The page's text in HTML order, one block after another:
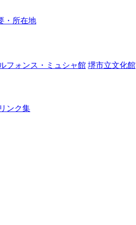
・所在地
フォンス・ミュシャ館 堺市立文化館
リンク集